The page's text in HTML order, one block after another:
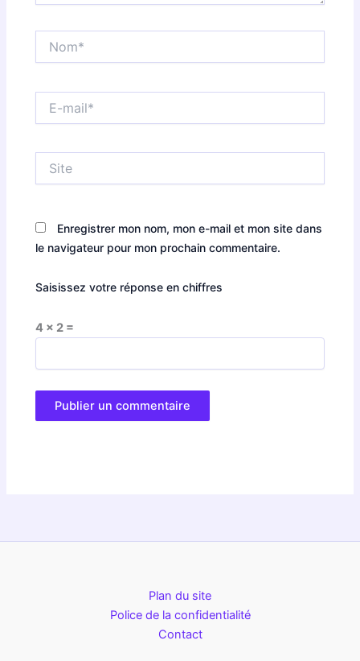
mail*
Enregistrer mon nom, mon e-mail et mon site dans
le navigateur pour mon prochain commentaire.
Saisissez votre réponse en chiffres
4 × 2 =
Plan du site
Police de la confidentialité
Contact